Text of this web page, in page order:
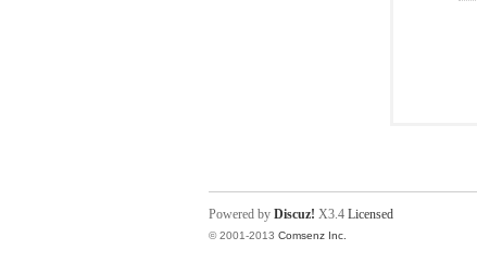
Powered by Discuz! X3.4 Licensed
© 2001-2013 Comsenz Inc.